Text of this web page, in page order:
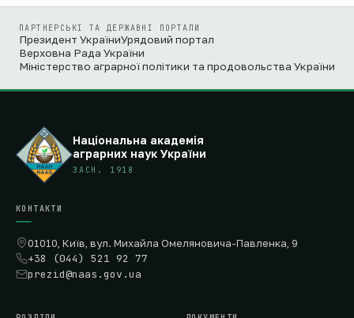
ПАРТНЕРСЬКІ ТА ДЕРЖАВНІ ПОРТАЛИ
Президент УкраїниУрядовий портал
Верховна Рада України
Міністерство аграрної політики та продовольства України
Національна академія
аграрних наук України
ЗАСН. 1918
КОНТАКТИ
01010, Київ, вул. Михайла Омеляновича-Павленка, 9
+38 (044) 521 92 77
prezid@naas.gov.ua